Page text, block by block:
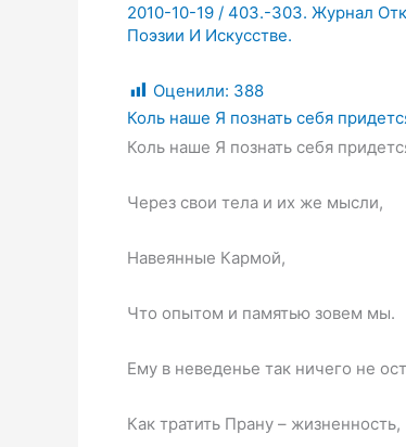
2010-10-19 / 403.-303. Журнал
Поэзии И Искусстве.
Оценили: 388
Коль наше Я познать себя
Коль наше Я познать себя
Через свои тела и их же мысли,
Навеянные Кармой,
Что опытом и памятью зовем мы.
Ему в неведенье так ничего не
Как тратить Прану – жизненность,